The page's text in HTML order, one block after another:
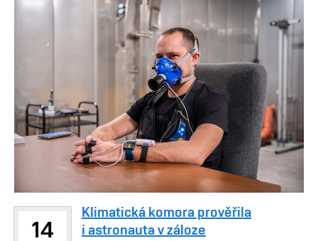
14
Klimatická komora prověřila
i astronauta v záloze